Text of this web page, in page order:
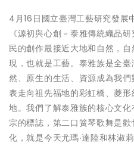
4月16日國立臺灣工藝研究發展
《源初與心創－泰雅傳統織品
民的創作最接近大地和自然，
現，也就是工藝。泰雅族是全
然、原生的生活、資源成為我
表走向祖先福地的彩虹橋、菱
地。我們了解泰雅族的核心文
宗的標誌，第二口簧琴歌舞是
化，就是今天尤瑪‧達陸和林淑